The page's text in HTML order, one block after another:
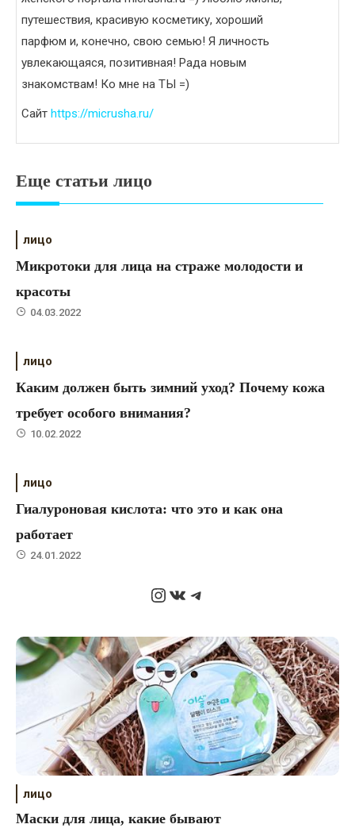
путешествия, красивую косметику, хороший
парфюм и, конечно, свою семью! Я личность
увлекающаяся, позитивная! Рада новым
знакомствам! Ко мне на ТЫ =)
Сайт https://micrusha.ru/
Еще статьи лицо
лицо
Микротоки для лица на страже молодости и
красоты
04.03.2022
лицо
Каким должен быть зимний уход? Почему кожа
требует особого внимания?
10.02.2022
лицо
Гиалуроновая кислота: что это и как она
работает
24.01.2022
Instagram
ВКонтакте
Telegram
лицо
Маски для лица, какие бывают